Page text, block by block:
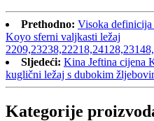
Prethodno: Visoka
Koyo sferni valjkasti ležaj
Sljedeći: Kina Jeftina cijena
kuglični ležaj s dubokim
Kategorije